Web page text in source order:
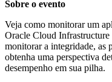
Sobre o evento
Veja como monitorar um
Oracle Cloud
monitorar a integridade, as
obtenha uma perspectiva
desempenho em sua pilha.